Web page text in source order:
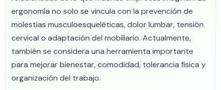
ergonomía no solo se vincula con la prevención de
molestias musculoesqueléticas, dolor lumbar, tensión
cervical o adaptación del mobiliario. Actualmente,
también se considera una herramienta importante
para mejorar bienestar, comodidad, tolerancia física y
organización del trabajo.